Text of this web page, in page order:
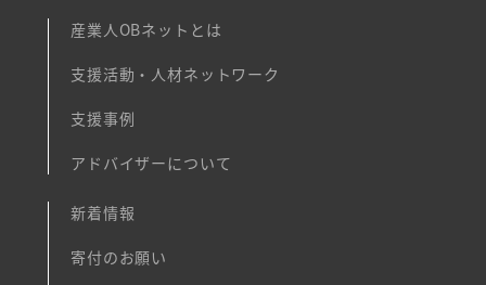
産業人OBネットとは
支援活動・人材ネットワーク
支援事例
アドバイザーについて
新着情報
寄付のお願い